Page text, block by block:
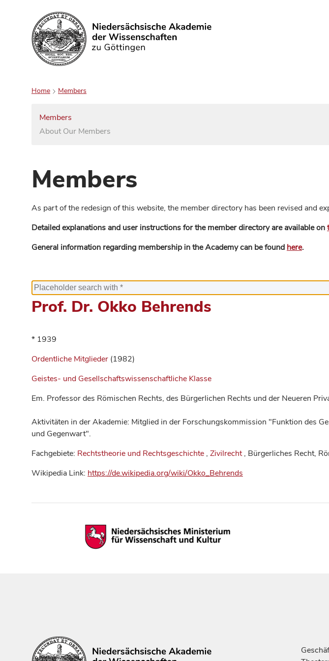
Search
Home Members
Members
About Our Members
Members
As part of the redesign of this website, the member directory has been revised and
Detailed explanations and user instructions for the member directory are available on
General information regarding membership in the Academy can be found here.
Prof. Dr. Okko Behrends
* 1939
Ordentliche Mitglieder (1982)
Geistes- und Gesellschaftswissenschaftliche Klasse
Em. Professor des Römischen Rechts, des Bürgerlichen Rechts und der Neueren
Aktivitäten in der Akademie: Mitglied in der Forschungskommission "Funktion des
und Gegenwart".
Fachgebiete: Rechtstheorie und Rechtsgeschichte , Zivilrecht, Bürgerliches Recht,
Wikipedia Link: https://de.wikipedia.org/wiki/Okko_Behrends